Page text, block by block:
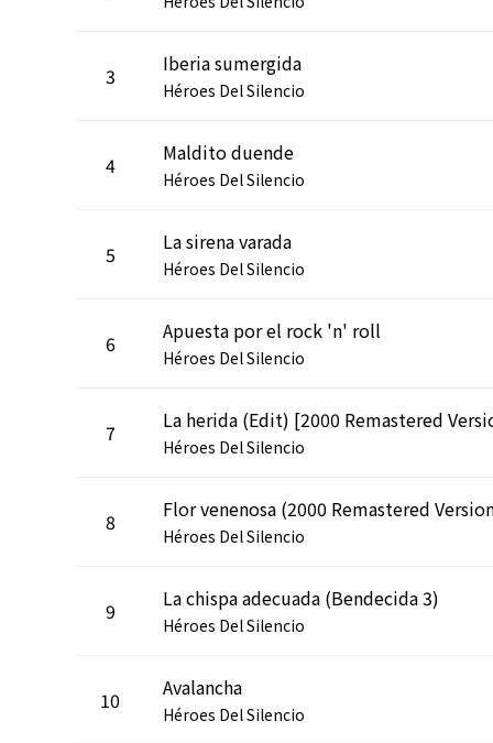
3 Iberia sumergida
Héroes Del Silencio
4 Maldito duende
Héroes Del Silencio
5 La sirena varada
Héroes Del Silencio
6 Apuesta por el rock 'n' roll
Héroes Del Silencio
7 La herida (Edit) [2000 Remastered
Héroes Del Silencio
8 Flor venenosa (2000 Remastered
Héroes Del Silencio
9 La chispa adecuada (Bendecida 3)
Héroes Del Silencio
10 Avalancha
Héroes Del Silencio